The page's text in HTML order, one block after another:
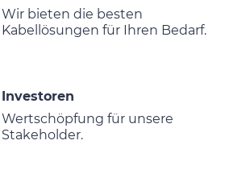
Wir bieten die besten
Kabellösungen für Ihren Bedarf.
Investoren
Wertschöpfung für unsere
Stakeholder.